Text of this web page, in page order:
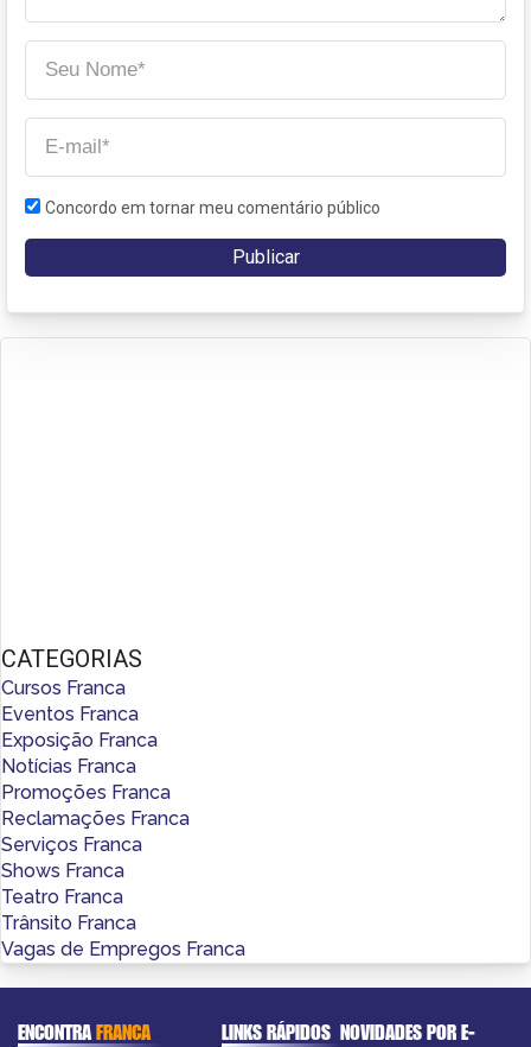
Concordo em tornar meu comentário público
CATEGORIAS
Cursos Franca
Eventos Franca
Exposição Franca
Notícias Franca
Promoções Franca
Reclamações Franca
Serviços Franca
Shows Franca
Teatro Franca
Trânsito Franca
Vagas de Empregos Franca
ENCONTRAFRANCA LINKS RÁPIDOS NOVIDADES POR E-